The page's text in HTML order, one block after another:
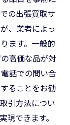
の出張買取サ
、業者によっ
ます。一般的
高価な品が対
話での問い合
ることをお勧
引方法につい
現できます。